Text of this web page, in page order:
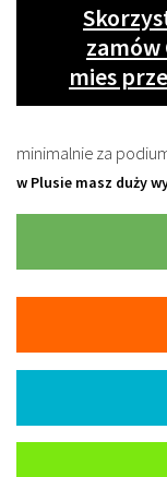
zamów
mies
minimalnie za
w Plusie masz duży